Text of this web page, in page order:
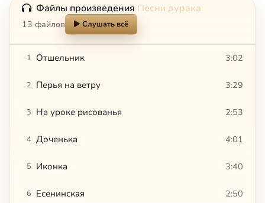
Файлы произведения Песни дурака
13 файлов Слушать всё
1 Отшельник 3:02
2 Перья на ветру 3:29
3 На уроке рисованья 2:53
4 Доченька 4:01
5 Иконка 3:40
6 Есенинская 2:50